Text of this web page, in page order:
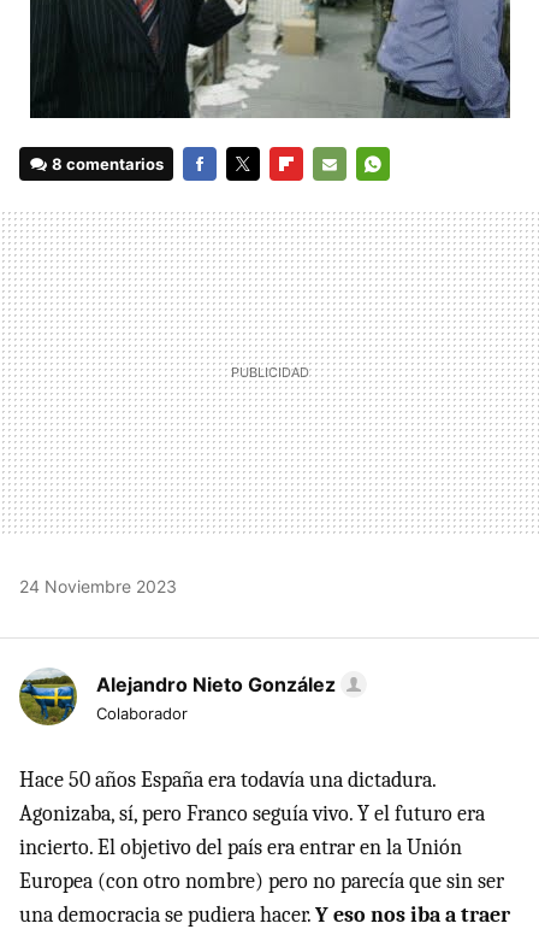
8 comentarios
MAIL
24 Noviembre 2023
Alejandro Nieto González
Colaborador
Hace 50 años España era todavía una dictadura.
Agonizaba, sí, pero Franco seguía vivo. Y el futuro era
incierto. El objetivo del país era entrar en la Unión
Europea (con otro nombre) pero no parecía que sin ser
una democracia se pudiera hacer.Y eso nos iba a traer